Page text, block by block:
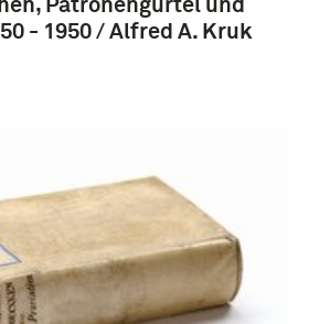
Patronengürtel und
- 1950 / Alfred A. Kruk